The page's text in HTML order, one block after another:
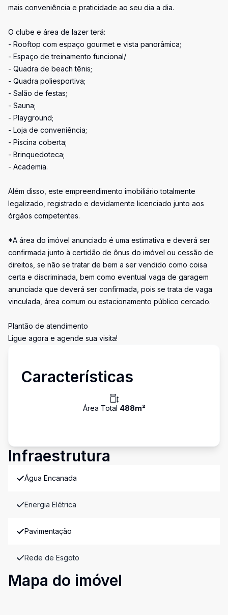
mais conveniência e praticidade ao seu dia a dia.
O clube e área de lazer terá:
- Rooftop com espaço gourmet e vista panorâmica;
- Espaço de treinamento funcional/
- Quadra de beach tênis;
- Quadra poliesportiva;
- Salão de festas;
- Sauna;
- Playground;
- Loja de conveniência;
- Piscina coberta;
- Brinquedoteca;
- Academia.
Além disso, este empreendimento imobiliário totalmente
legalizado, registrado e devidamente licenciado junto aos
órgãos competentes.
*A área do imóvel anunciado é uma estimativa e deverá ser
confirmada junto à certidão de ônus do imóvel ou cessão de
direitos, se não se tratar de bem a ser vendido como coisa
certa e discriminada, bem como eventual vaga de garagem
anunciada que deverá ser confirmada, pois se trata de vaga
vinculada, área comum ou estacionamento público cercado.
Plantão de atendimento
Ligue agora e agende sua visita!
Características
Área Total 488m²
Infraestrutura
Água Encanada
Energia Elétrica
Pavimentação
Rede de Esgoto
Mapa do imóvel